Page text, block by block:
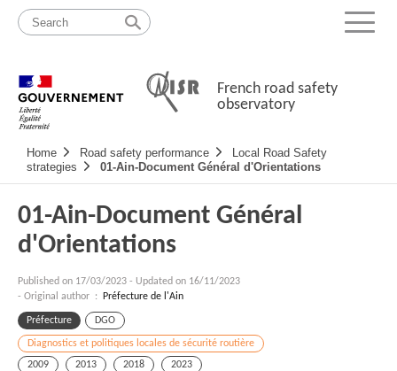
content
map
Menu
French road safety
observatory
Navigation
principale
Home Road safety performance
Local Road Safety
strategies
01-Ain-Document Général d'Orientations
01-Ain-Document Général
d'Orientations
Published on 17/03/2023 - Updated on 16/11/2023
- Original author :
Préfecture de l'Ain
Préfecture DGO
Diagnostics et politiques locales de sécurité routière
2009
2013 2018 2023